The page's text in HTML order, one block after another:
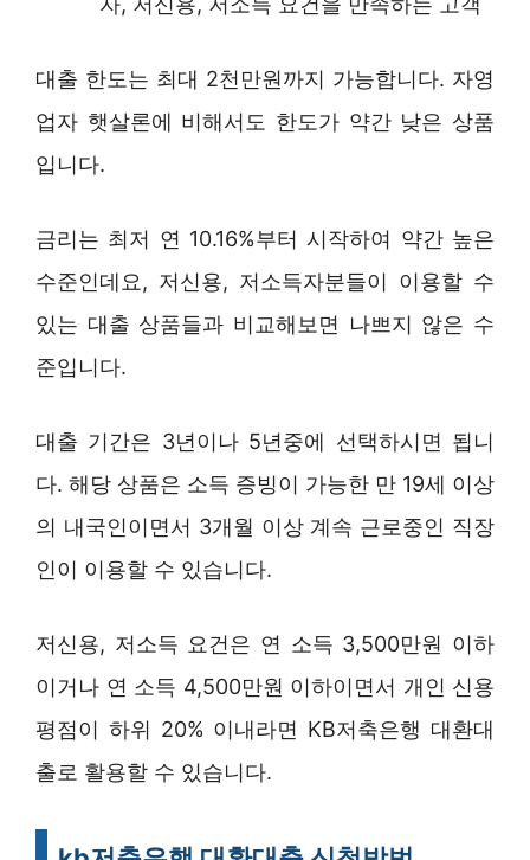
대출 한도는 최대 2천만원까지 가능합니다. 자영
업자 햇살론에 비해서도 한도가 약간 낮은 상품
입니다.
금리는 최저 연 10.16%부터 시작하여 약간 높은
수준인데요, 저신용, 저소득자분들이 이용할 수
있는 대출 상품들과 비교해보면 나쁘지 않은 수
준입니다.
대출 기간은 3년이나 5년중에 선택하시면 됩니
다. 해당 상품은 소득 증빙이 가능한 만 19세 이상
의 내국인이면서 3개월 이상 계속 근로중인 직장
인이 이용할 수 있습니다.
저신용, 저소득 요건은 연 소득 3,500만원 이하
이거나 연 소득 4,500만원 이하이면서 개인 신용
평점이 하위 20% 이내라면 KB저축은행 대환대
출로 활용할 수 있습니다.